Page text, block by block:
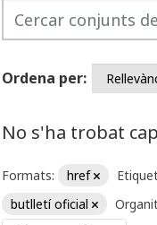
Ordena per
No s'ha trobat
Formats: href
butlletí oficial